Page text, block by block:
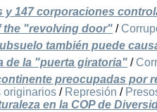
y 147 corporaciones
the "revolving door" /
también puede
de la "puerta giratoria" /
preocupadas por
originarios / Represión /
en la COP de